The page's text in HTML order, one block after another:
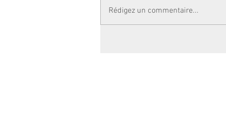
Rédigez un commentaire...